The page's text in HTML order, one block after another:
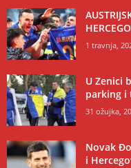
1 travnja,
U Zenici
parking i
31 ožujka,
Novak
i